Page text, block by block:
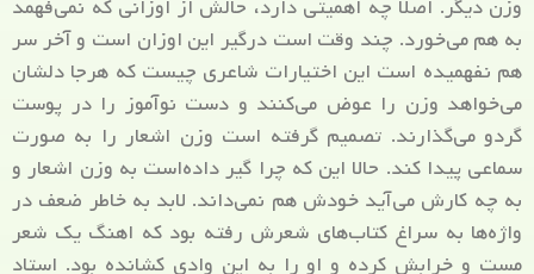
وزن دیگر. اصلاً چه اهمیتی دارد، حالش از اوزانی که نمی‌فهمد
به هم می‌خورد. چند وقت است درگیر این اوزان است و آخر سر
هم نفهمیده است این اختیارات شاعری چیست که هرجا دلشان
می‌خواهد وزن را عوض می‌کنند و دست نوآموز را در پوست
گردو می‌گذارند. تصمیم گرفته است وزن اشعار را به صورت
سماعی پیدا کند. حالا این که چرا گیر داده‌است به وزن اشعار و
به چه کارش می‌آید خودش هم نمی‌داند. لابد به خاطر ضعف در
واژه‌ها به سراغ کتاب‌های شعرش رفته بود که اهنگ یک شعر
مست و خرابش کرده و او را به این وادی کشانده بود. استاد